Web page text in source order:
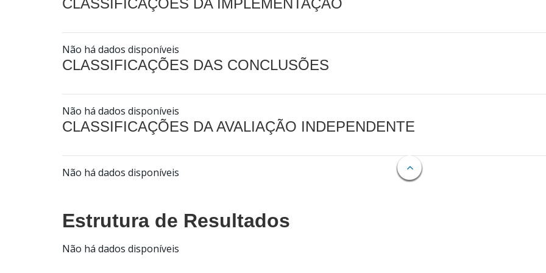
CLASSIFICAÇÕES DA IMPLEMENTAÇÃO
Não há dados disponíveis
CLASSIFICAÇÕES DAS CONCLUSÕES
Não há dados disponíveis
CLASSIFICAÇÕES DA AVALIAÇÃO INDEPENDENTE
Não há dados disponíveis
Estrutura de Resultados
Não há dados disponíveis